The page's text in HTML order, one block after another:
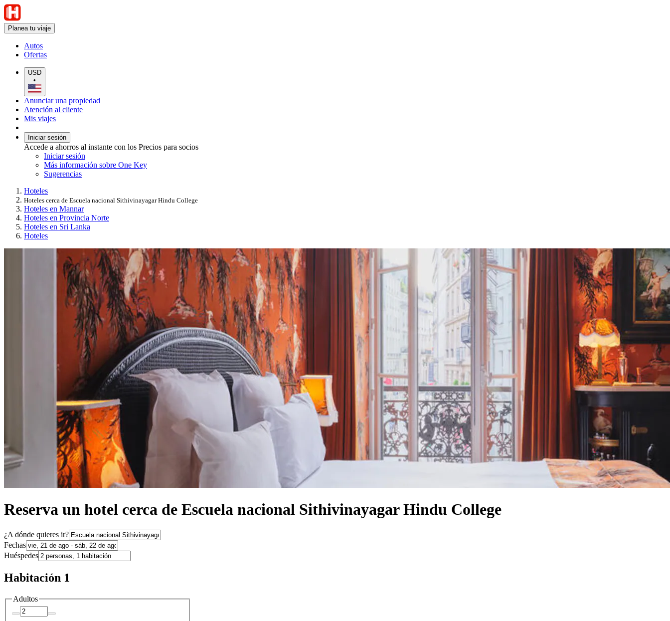
Planea tu viaje
Autos
Ofertas
USD
•
Anunciar una propiedad
Atención al cliente
Mis viajes
Iniciar sesión
Accede a ahorros al instante con los Precios para socios
Iniciar sesión
Más información sobre One Key
Sugerencias
Hoteles
Hoteles cerca de Escuela nacional Sithivinayagar Hindu College
Hoteles en Mannar
Hoteles en Provincia Norte
Hoteles en Sri Lanka
Hoteles
Reserva un hotel cerca de Escuela nacional Sithivinayagar Hindu College
¿A dónde quieres ir?
Fechas
Huéspedes
Habitación 1
Adultos